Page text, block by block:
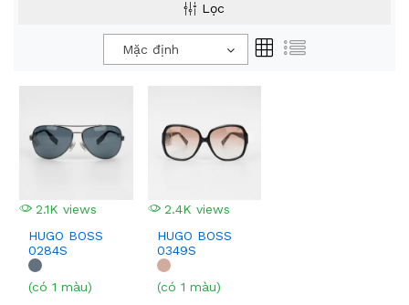
Lọc
Mặc định
2.1K views
HUGO BOSS
0284S
(có 1 màu)
2.4K views
HUGO BOSS
0349S
(có 1 màu)